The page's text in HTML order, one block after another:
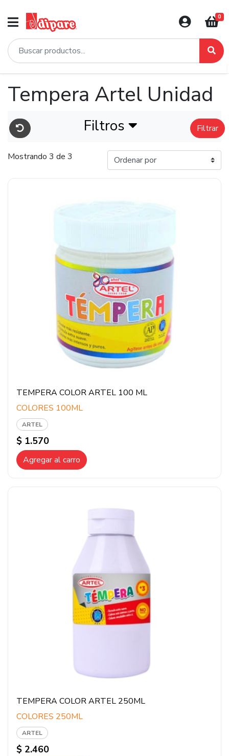
0
Tempera Artel Unidad
Filtros Filtrar
Mostrando 3 de 3
TEMPERA COLOR ARTEL 100 ML
COLORES 100ML
ARTEL
$ 1.570
Agregar al carro
TEMPERA COLOR ARTEL 250ML
COLORES 250ML
ARTEL
$ 2.460